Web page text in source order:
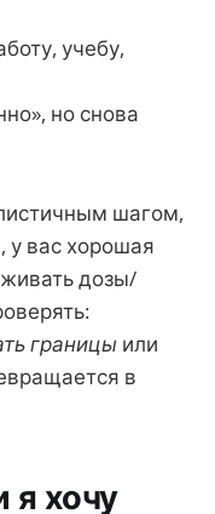
учебу,
но снова
шагом,
у вас хорошая
дозы/
границы или
в
я хочу